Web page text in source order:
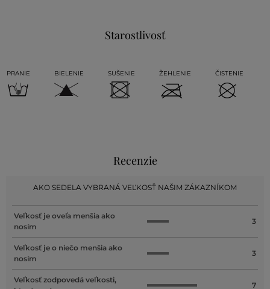
Starostlivosť
PRANIE BIELENIE SUŠENIE ŽEHLENIE ČISTENIE
Recenzie
AKO SEDELA VYBRANÁ VEĽKOSŤ NAŠIM ZÁKAZNÍKOM
Veľkosť je oveľa menšia ako
nosím
3
Veľkosť je o niečo menšia ako
nosím
3
Veľkosť zodpovedá veľkosti,
7